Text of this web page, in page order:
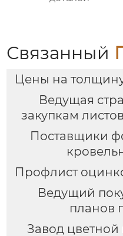
Связанный
Цены на
Ведущая
закупкам
Поставщики
Профлист
Ведущий
планов
Завод